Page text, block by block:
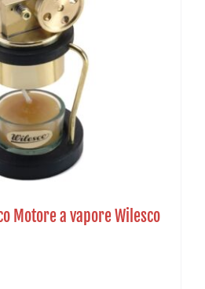
Motore a vapore Wilesco